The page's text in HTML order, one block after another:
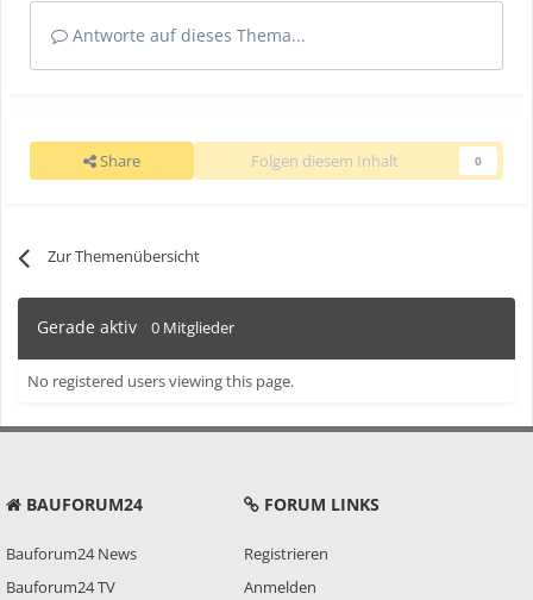
Antworte auf dieses Thema...
Share Folgen diesem Inhalt 0
Zur Themenübersicht
Gerade aktiv 0 Mitglieder
No registered users viewing this page.
BAUFORUM24
Bauforum24 News
Bauforum24 TV
FORUM LINKS
Registrieren
Anmelden